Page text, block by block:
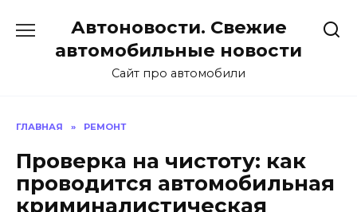
содержанию
Автоновости. Свежие
автомобильные новости
Сайт про автомобили
ГЛАВНАЯ » РЕМОНТ
Проверка на чистоту: как
проводится автомобильная
криминалистическая